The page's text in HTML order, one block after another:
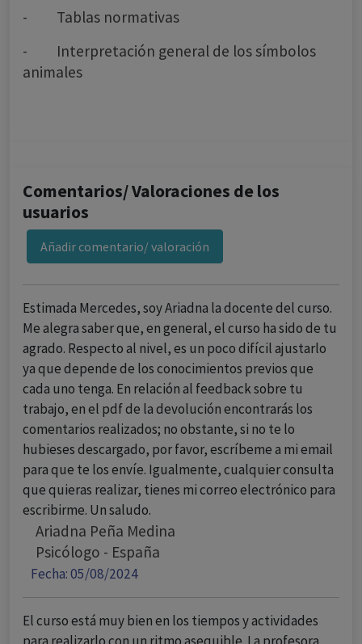
- Tablas normativas
- Interpretación general de los símbolos
animales
Comentarios/ Valoraciones de los
usuarios
Añadir comentario/ valoración
Estimada Mercedes, soy Ariadna la docente del curso.
Me alegra saber que, en general, el curso ha sido de tu
agrado. Respecto al nivel, es un poco difícil ajustarlo
ya que depende de los conocimientos previos que
cada uno tenga. En relación al feedback sobre tu
trabajo, en el pdf de la devolución encontrarás los
comentarios realizados; no obstante, si no te lo
hubieses descargado, por favor, escríbeme a mi email
para que te los envíe. Igualmente, cualquier consulta
que quieras realizar, tienes mi correo electrónico para
escribirme. Un saludo.
Ariadna Peña Medina
Psicólogo - España
Fecha: 05/08/2024
El curso está muy bien en los tiempos y actividades